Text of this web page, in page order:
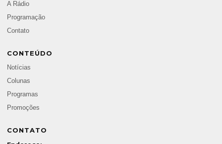
A Rádio
Programação
Contato
CONTEÚDO
Notícias
Colunas
Programas
Promoções
CONTATO